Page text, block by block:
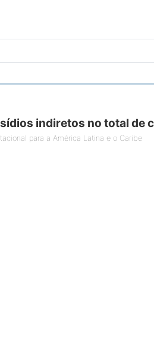
no total de créditos subsidiados
indiretos no total de
para a América Latina e o Caribe